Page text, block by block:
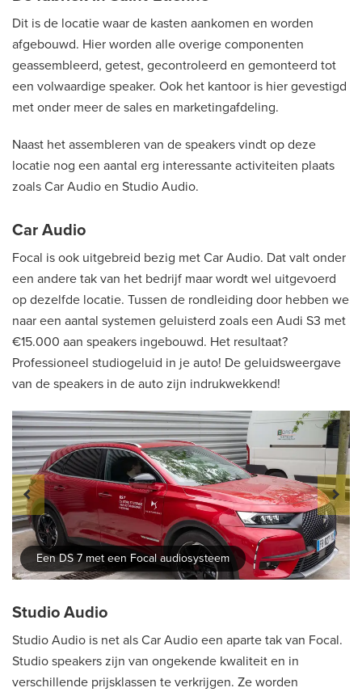
Dit is de locatie waar de kasten aankomen en worden
afgebouwd. Hier worden alle overige componenten
geassembleerd, getest, gecontroleerd en gemonteerd tot
een volwaardige speaker. Ook het kantoor is hier gevestigd
met onder meer de sales en marketingafdeling.
Naast het assembleren van de speakers vindt op deze
locatie nog een aantal erg interessante activiteiten plaats
zoals Car Audio en Studio Audio.
Car Audio
Focal is ook uitgebreid bezig met Car Audio. Dat valt onder
een andere tak van het bedrijf maar wordt wel uitgevoerd
op dezelfde locatie. Tussen de rondleiding door hebben we
naar een aantal systemen geluisterd zoals een Audi S3 met
€15.000 aan speakers ingebouwd. Het resultaat?
Professioneel studiogeluid in je auto! De geluidsweergave
van de speakers in de auto zijn indrukwekkend!
Een DS 7 met een Focal audiosysteem
Studio Audio
Studio Audio is net als Car Audio een aparte tak van Focal.
Studio speakers zijn van ongekende kwaliteit en in
verschillende prijsklassen te verkrijgen. Ze worden